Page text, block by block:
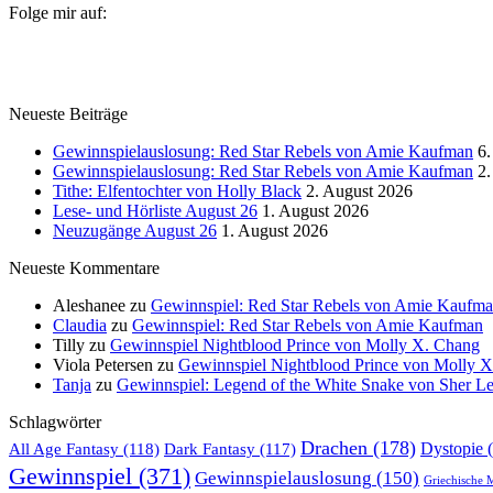
Folge mir auf:
Neueste Beiträge
Gewinnspielauslosung: Red Star Rebels von Amie Kaufman
Gewinnspielauslosung: Red Star Rebels von Amie Kaufman
Tithe: Elfentochter von Holly Black 2. August 2026
Lese- und Hörliste August 26 1. August 2026
Neuzugänge August 26 1. August 2026
Neueste Kommentare
Aleshanee zu Gewinnspiel: Red Star Rebels von Amie
Claudia zu Gewinnspiel: Red Star Rebels von Amie Kaufman
Tilly zu Gewinnspiel Nightblood Prince von Molly X. Chang
Viola Petersen zu Gewinnspiel Nightblood Prince von Molly
Tanja zu Gewinnspiel: Legend of the White Snake von Sher
Schlagwörter
All Age Fantasy (118) Dark Fantasy (117) Drachen (178) Dystopie
Gewinnspiel (371) Gewinnspielauslosung (150) Griechische